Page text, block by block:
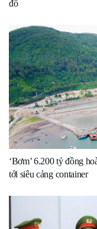
đô
‘Bơm’ 6.200 tỷ đồng
tới siêu cảng container